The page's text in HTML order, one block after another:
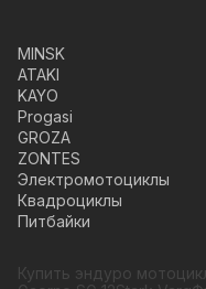
MINSK
ATAKI
KAYO
Progasi
GROZA
ZONTES
Электромотоциклы
Квадроциклы
Питбайки
Купить эндуро